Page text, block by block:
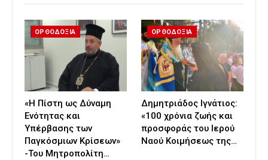
ΟΡΘΟΔΟΞΙΑ
«Η Πίστη ως Δύναμη
Ενότητας και
Υπέρβασης των
Παγκόσμιων Κρίσεων»
-Του Μητροπολίτη…
ΟΡΘΟΔΟΞΙΑ
Δημητριάδος Ιγνάτιος:
«100 χρόνια ζωής και
προσφοράς του Ιερού
Ναού Κοιμήσεως της…